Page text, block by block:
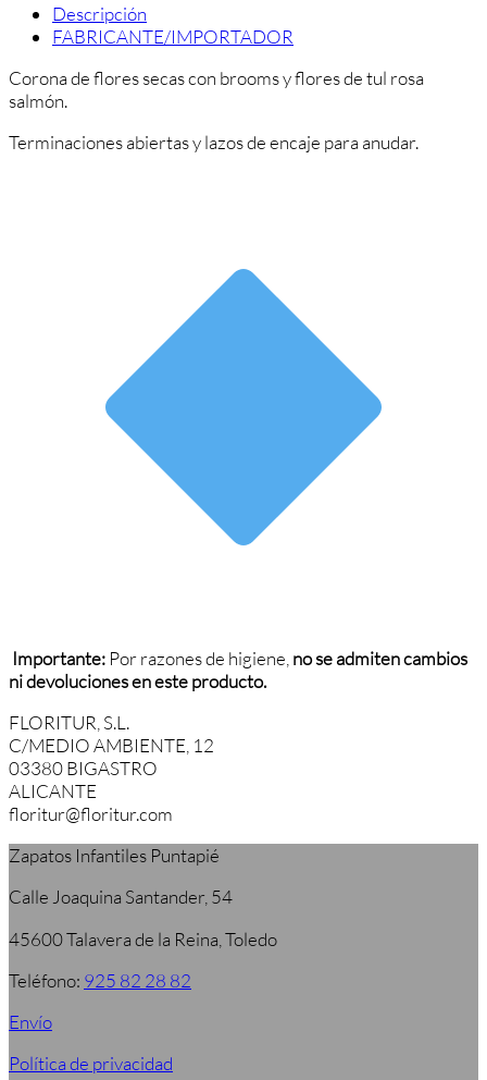
Descripción
FABRICANTE/IMPORTADOR
Corona de flores secas con brooms y flores de tul rosa
salmón.
Terminaciones abiertas y lazos de encaje para anudar.
Importante: Por razones de higiene, no se admiten cambios
ni devoluciones en este producto.
FLORITUR, S.L.
C/MEDIO AMBIENTE, 12
03380 BIGASTRO
ALICANTE
floritur@floritur.com
Zapatos Infantiles Puntapié
Calle Joaquina Santander, 54
45600 Talavera de la Reina, Toledo
Teléfono: 925 82 28 82
Envío
Política de privacidad